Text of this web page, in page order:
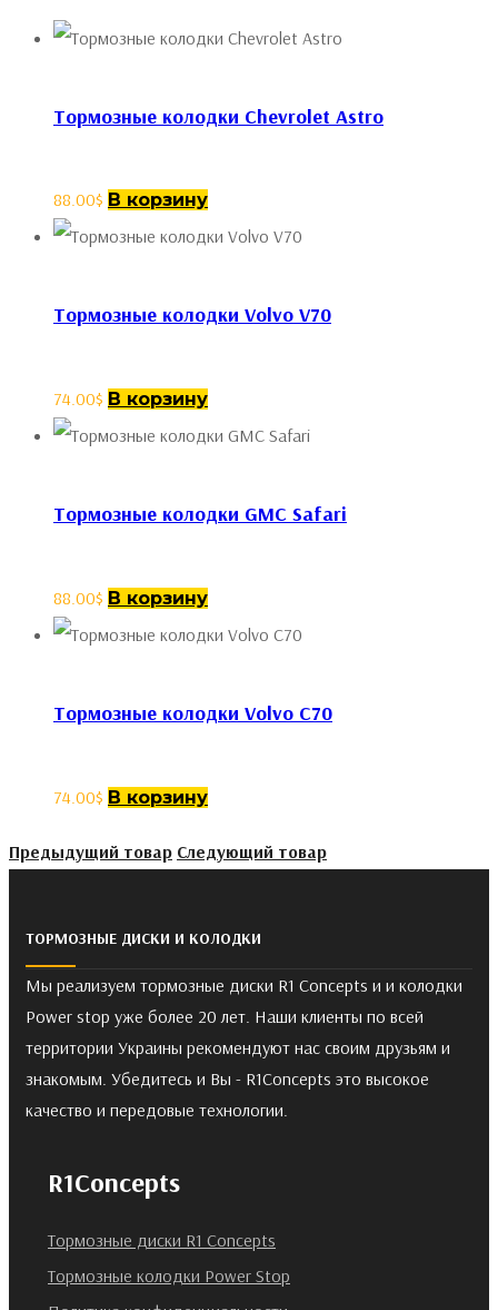
Тормозные колодки Chevrolet Astro
88.00$ В корзину
Тормозные колодки Volvo V70
74.00$ В корзину
Тормозные колодки GMC Safari
88.00$ В корзину
Тормозные колодки Volvo C70
74.00$ В корзину
Предыдущий товар Следующий товар
ТОРМОЗНЫЕ ДИСКИ И КОЛОДКИ
Мы реализуем тормозные диски R1 Concepts и и колодки
Power stop уже более 20 лет. Наши клиенты по всей
территории Украины рекомендуют нас своим друзьям и
знакомым. Убедитесь и Вы - R1Concepts это высокое
качество и передовые технологии.
R1Concepts
Тормозные диски R1 Concepts
Тормозные колодки Power Stop